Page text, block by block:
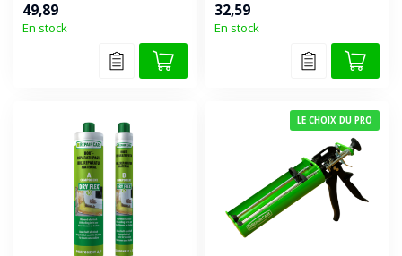
49,89
En stock
endommagé...
32,59
En stock
LE CHOIX DU PRO